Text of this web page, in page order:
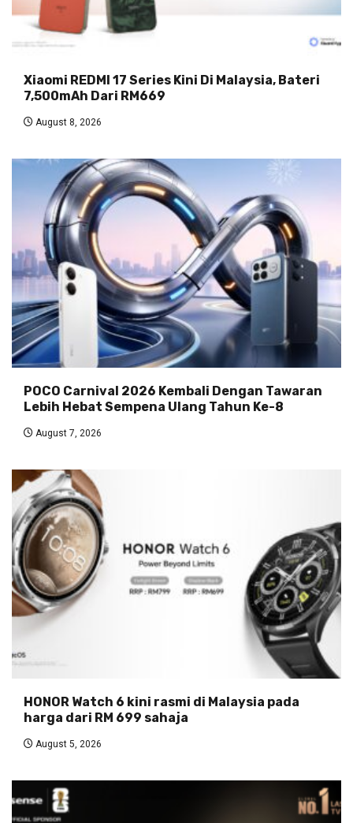
Xiaomi REDMI 17 Series Kini Di Malaysia, Bateri
7,500mAh Dari RM669
August 8, 2026
POCO Carnival 2026 Kembali Dengan Tawaran
Lebih Hebat Sempena Ulang Tahun Ke-8
August 7, 2026
HONOR Watch 6 kini rasmi di Malaysia pada
harga dari RM 699 sahaja
August 5, 2026